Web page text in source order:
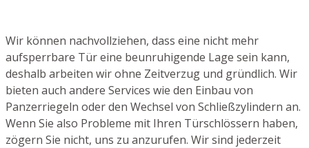
Wir können nachvollziehen, dass eine nicht mehr
aufsperrbare Tür eine beunruhigende Lage sein kann,
deshalb arbeiten wir ohne Zeitverzug und gründlich. Wir
bieten auch andere Services wie den Einbau von
Panzerriegeln oder den Wechsel von Schließzylindern an.
Wenn Sie also Probleme mit Ihren Türschlössern haben,
zögern Sie nicht, uns zu anzurufen. Wir sind jederzeit